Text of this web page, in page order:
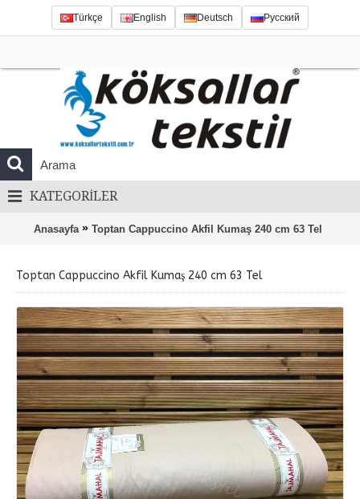
Türkçe English Deutsch Русский
KATEGORILER
Anasayfa » Toptan Cappuccino Akfil Kumaş 240 cm 63 Tel
Toptan Cappuccino Akfil Kumaş 240 cm 63 Tel